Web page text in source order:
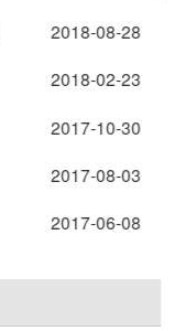
2018-08-28
2018-02-23
2017-10-30
2017-08-03
2017-06-08